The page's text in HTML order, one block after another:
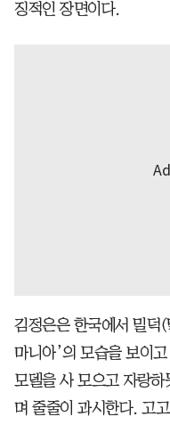
징적인 장면이다.
김정은은 한국에서 밀덕
마니아’의 모습을 보이
모델을 사 모으고 자랑
며 줄줄이 과시한다. 고